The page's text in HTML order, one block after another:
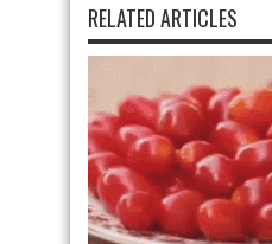
RELATED ARTICLES